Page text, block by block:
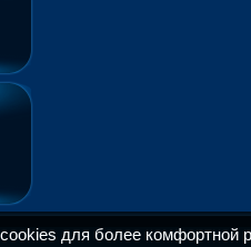
для более комфортной